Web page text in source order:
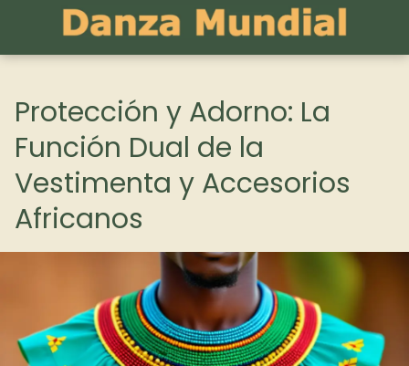
Protección y Adorno: La
Función Dual de la
Vestimenta y Accesorios
Africanos